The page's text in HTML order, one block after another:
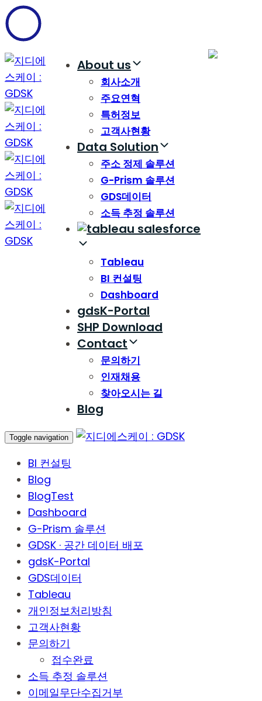
Skip
links
Skip
to
content
About us
회사소개
주요연혁
특허정보
고객사현황
Data Solution
주소 정제 솔루션
G-Prism 솔루션
GDS데이터
소득 추정 솔루션
Tableau
BI 컨설팅
Dashboard
gdsK-Portal
SHP Download
Contact
문의하기
인재채용
찾아오시는 길
Blog
Toggle navigation
BI 컨설팅
Blog
BlogTest
Dashboard
G-Prism 솔루션
GDSK · 공간 데이터 배포
gdsK-Portal
GDS데이터
Tableau
개인정보처리방침
고객사현황
문의하기
접수완료
소득 추정 솔루션
이메일무단수집거부